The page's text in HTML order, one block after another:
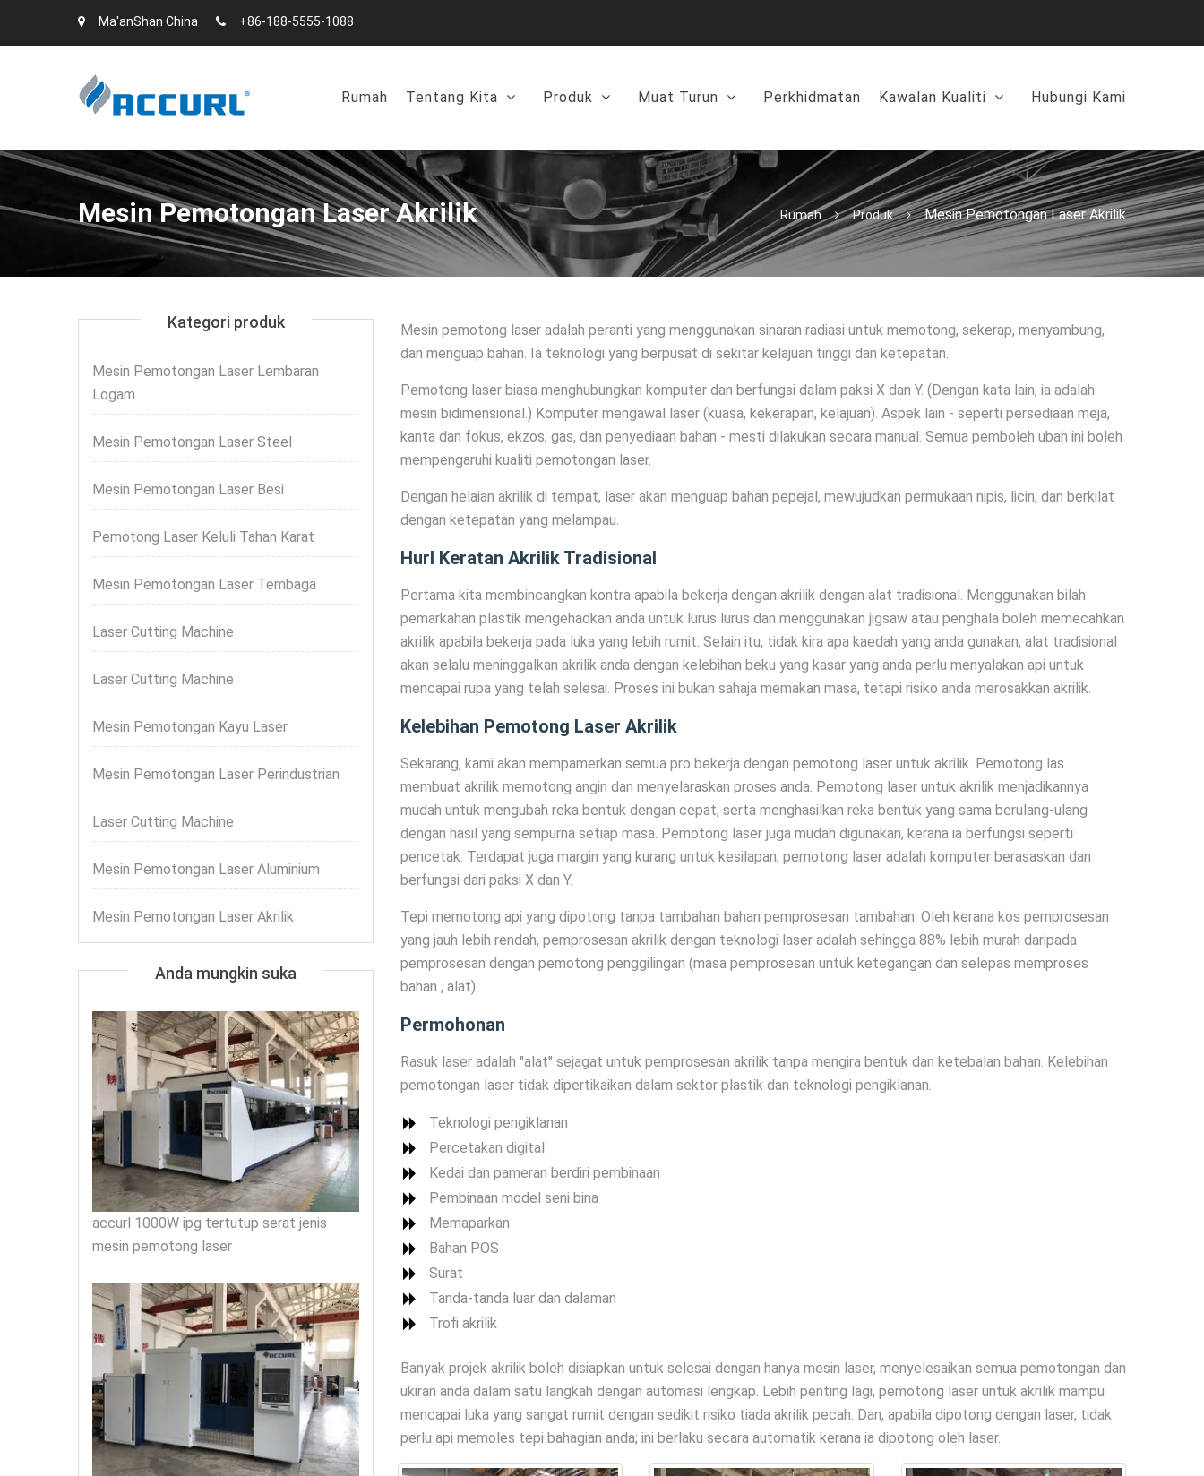
Ma'anShan China +86-188-5555-1088
Rumah Tentang Kita Produk Muat Turun Perkhidmatan Kawalan Kualiti Hubungi Kami
Mesin Pemotongan Laser Akrilik Rumah Produk Mesin Pemotongan Laser Akrilik
Mesin pemotong laser adalah peranti yang menggunakan sinaran radiasi untuk memotong, sekerap, menyambung,
dan menguap bahan. Ia teknologi yang berpusat di sekitar kelajuan tinggi dan ketepatan.
Pemotong laser biasa menghubungkan komputer dan berfungsi dalam paksi X dan Y. (Dengan kata lain, ia adalah
mesin bidimensional.) Komputer mengawal laser (kuasa, kekerapan, kelajuan). Aspek lain - seperti persediaan meja,
kanta dan fokus, ekzos, gas, dan penyediaan bahan - mesti dilakukan secara manual. Semua pemboleh ubah ini boleh
mempengaruhi kualiti pemotongan laser.
Dengan helaian akrilik di tempat, laser akan menguap bahan pepejal, mewujudkan permukaan nipis, licin, dan berkilat
dengan ketepatan yang melampau.
Hurl Keratan Akrilik Tradisional
Pertama kita membincangkan kontra apabila bekerja dengan akrilik dengan alat tradisional. Menggunakan bilah
pemarkahan plastik mengehadkan anda untuk lurus lurus dan menggunakan jigsaw atau penghala boleh memecahkan
akrilik apabila bekerja pada luka yang lebih rumit. Selain itu, tidak kira apa kaedah yang anda gunakan, alat tradisional
akan selalu meninggalkan akrilik anda dengan kelebihan beku yang kasar yang anda perlu menyalakan api untuk
mencapai rupa yang telah selesai. Proses ini bukan sahaja memakan masa, tetapi risiko anda merosakkan akrilik.
Kelebihan Pemotong Laser Akrilik
Sekarang, kami akan mempamerkan semua pro bekerja dengan pemotong laser untuk akrilik. Pemotong las
membuat akrilik memotong angin dan menyelaraskan proses anda. Pemotong laser untuk akrilik menjadikannya
mudah untuk mengubah reka bentuk dengan cepat, serta menghasilkan reka bentuk yang sama berulang-ulang
dengan hasil yang sempurna setiap masa. Pemotong laser juga mudah digunakan, kerana ia berfungsi seperti
pencetak. Terdapat juga margin yang kurang untuk kesilapan; pemotong laser adalah komputer berasaskan dan
berfungsi dari paksi X dan Y.
Tepi memotong api yang dipotong tanpa tambahan bahan pemprosesan tambahan: Oleh kerana kos pemprosesan
yang jauh lebih rendah, pemprosesan akrilik dengan teknologi laser adalah sehingga 88% lebih murah daripada
pemprosesan dengan pemotong penggilingan (masa pemprosesan untuk ketegangan dan selepas memproses
bahan , alat).
Permohonan
Rasuk laser adalah "alat" sejagat untuk pemprosesan akrilik tanpa mengira bentuk dan ketebalan bahan. Kelebihan
pemotongan laser tidak dipertikaikan dalam sektor plastik dan teknologi pengiklanan.
Teknologi pengiklanan
Percetakan digital
Kedai dan pameran berdiri pembinaan
Pembinaan model seni bina
Memaparkan
Bahan POS
Surat
Tanda-tanda luar dan dalaman
Trofi akrilik
Banyak projek akrilik boleh disiapkan untuk selesai dengan hanya mesin laser, menyelesaikan semua pemotongan dan
ukiran anda dalam satu langkah dengan automasi lengkap. Lebih penting lagi, pemotong laser untuk akrilik mampu
mencapai luka yang sangat rumit dengan sedikit risiko tiada akrilik pecah. Dan, apabila dipotong dengan laser, tidak
perlu api memoles tepi bahagian anda; ini berlaku secara automatik kerana ia dipotong oleh laser.
Kategori produk
Mesin Pemotongan Laser Lembaran
Logam
Mesin Pemotongan Laser Steel
Mesin Pemotongan Laser Besi
Pemotong Laser Keluli Tahan Karat
Mesin Pemotongan Laser Tembaga
Laser Cutting Machine
Laser Cutting Machine
Mesin Pemotongan Kayu Laser
Mesin Pemotongan Laser Perindustrian
Laser Cutting Machine
Mesin Pemotongan Laser Aluminium
Mesin Pemotongan Laser Akrilik
Anda mungkin suka
accurl 1000W ipg tertutup serat jenis
mesin pemotong laser